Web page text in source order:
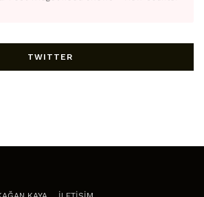
TWITTER